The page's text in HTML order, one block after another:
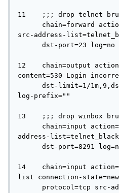
11    ;;; drop telnet
src-address-
12    chain=output
content=530 Login
log-prefix=""
13    ;;; drop winbox
address-
14    chain=input
list connection-state=new